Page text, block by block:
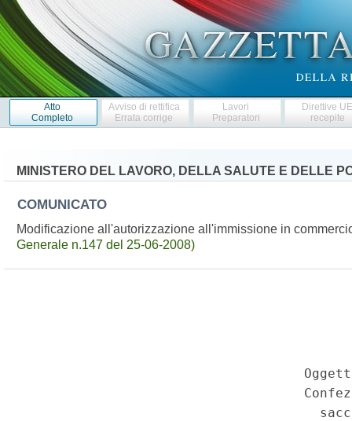
Atto
Completo
Avviso di rettifica
Errata corrige
Lavori
Preparatori
Direttive
recepite
MINISTERO DEL LAVORO, DELLA SALUTE E DELLE
COMUNICATO
Modificazione all'autorizzazione all'immissione in
Generale n.147 del 25-06-2008)